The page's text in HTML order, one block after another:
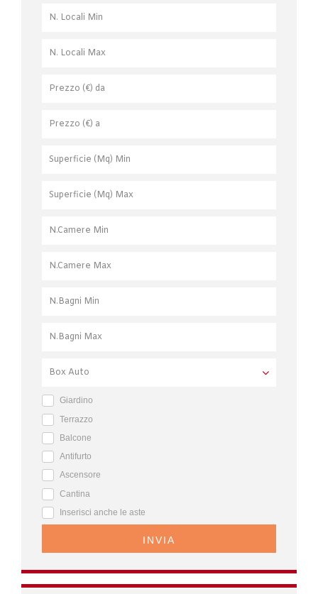
Giardino
Terrazzo
Balcone
Antifurto
Ascensore
Cantina
Inserisci anche le aste
INVIA